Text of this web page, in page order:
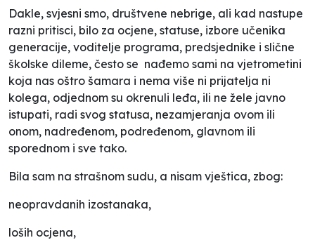
Dakle, svjesni smo, društvene nebrige, ali kad nastupe
razni pritisci, bilo za ocjene, statuse, izbore učenika
generacije, voditelje programa, predsjednike i slične
školske dileme, često se nađemo sami na vjetrometini
koja nas oštro šamara i nema više ni prijatelja ni
kolega, odjednom su okrenuli leđa, ili ne žele javno
istupati, radi svog statusa, nezamjeranja ovom ili
onom, nadređenom, podređenom, glavnom ili
sporednom i sve tako.
Bila sam na strašnom sudu, a nisam vještica, zbog:
neopravdanih izostanaka,
loših ocjena,